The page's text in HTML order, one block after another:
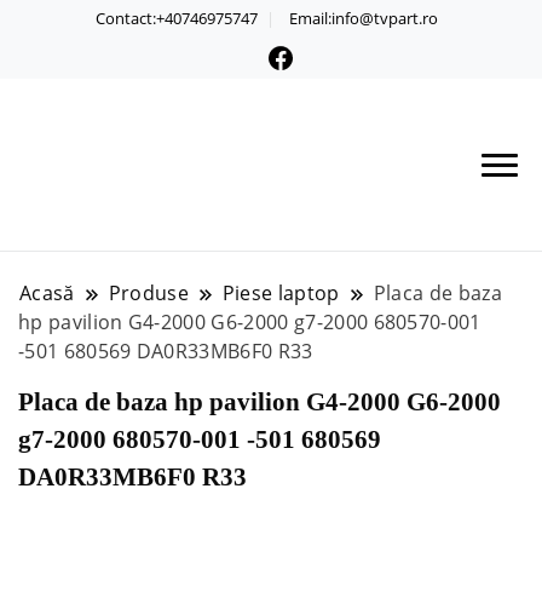
Contact:+40746975747 Email:info@tvpart.ro
Acasă Produse Piese laptop
Placa de baza
hp pavilion G4-2000 G6-2000 g7-2000 680570-001
-501 680569 DA0R33MB6F0 R33
Placa de baza hp pavilion G4-2000 G6-2000
g7-2000 680570-001 -501 680569
DA0R33MB6F0 R33